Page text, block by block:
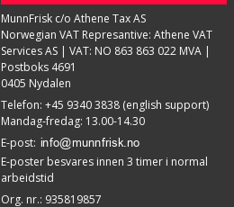
MunnFrisk c/o Athene Tax AS
Norwegian VAT Represantive: Athene VAT
Services AS | VAT: NO 863 863 022 MVA |
Postboks 4691
0405 Nydalen
Telefon: +45 9340 3838 (english support)
Mandag-fredag: 13.00-14.30
E-post:
E-poster besvares innen 3 timer i normal
arbeidstid
Org. nr.: 935819857